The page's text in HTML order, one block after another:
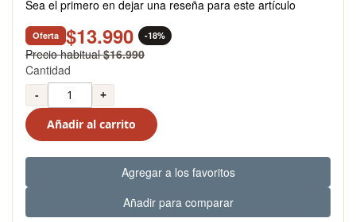
the
images
gallery
Sea el primero en dejar una reseña para este artículo
Oferta $13.990 -18%
Precio habitual $16.990
Cantidad
-
+
Añadir al carrito
Agregar a los favoritos
Añadir para comparar